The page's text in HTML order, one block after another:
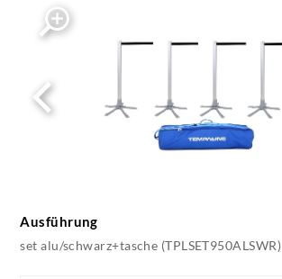
Ausführung
set alu/schwarz+tasche (TPLSET950ALSWR)